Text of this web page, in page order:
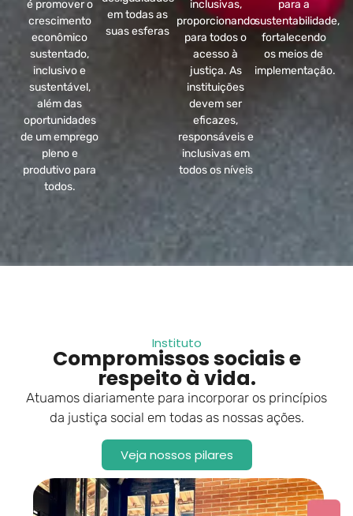
é promover o
crescimento
econômico
sustentado,
inclusivo e
sustentável,
além das
oportunidades
de um emprego
pleno e
produtivo para
todos.
em todas as
suas esferas
inclusivas,
proporcionando
para todos o
acesso à
justiça. As
instituições
devem ser
eficazes,
responsáveis e
inclusivas em
todos os níveis
para a
sustentabilidade,
fortalecendo
os meios de
implementação.
Instituto
Compromissos sociais e
respeito à vida.
Atuamos diariamente para incorporar os princípios
da justiça social em todas as nossas ações.
Veja nossos pilares